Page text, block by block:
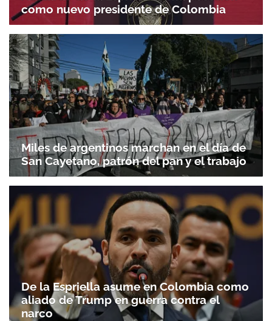
como nuevo presidente de Colombia
Miles de argentinos marchan en el día de
San Cayetano, patrón del pan y el trabajo
De la Espriella asume en Colombia como
aliado de Trump en guerra contra el
narco